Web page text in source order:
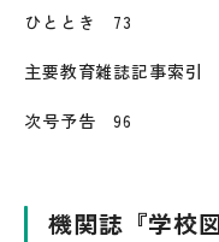
ひととき 73
主要教育雑誌記事索引
次号予告 96
機関誌『学校